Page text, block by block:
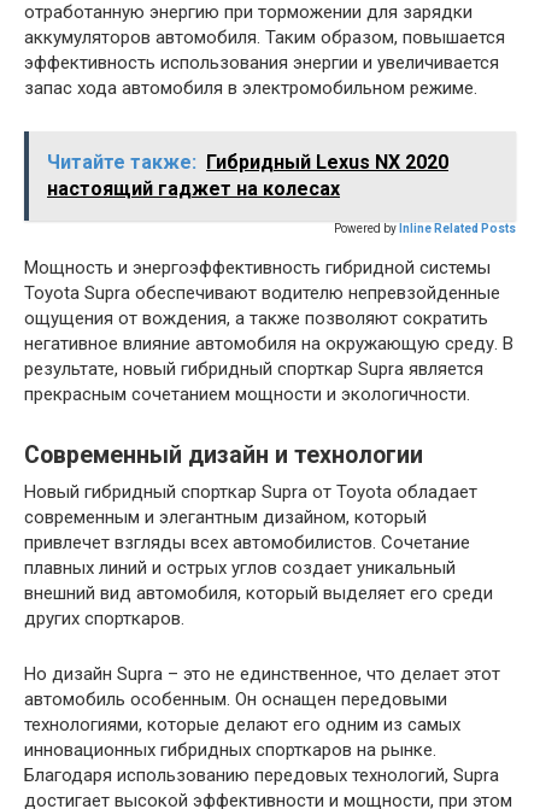
отработанную энергию при торможении для зарядки
аккумуляторов автомобиля. Таким образом, повышается
эффективность использования энергии и увеличивается
запас хода автомобиля в электромобильном режиме.
Читайте также: Гибридный Lexus NX 2020
настоящий гаджет на колесах
Powered by Inline Related Posts
Мощность и энергоэффективность гибридной системы
Toyota Supra обеспечивают водителю непревзойденные
ощущения от вождения, а также позволяют сократить
негативное влияние автомобиля на окружающую среду. В
результате, новый гибридный спорткар Supra является
прекрасным сочетанием мощности и экологичности.
Современный дизайн и технологии
Новый гибридный спорткар Supra от Toyota обладает
современным и элегантным дизайном, который
привлечет взгляды всех автомобилистов. Сочетание
плавных линий и острых углов создает уникальный
внешний вид автомобиля, который выделяет его среди
других спорткаров.
Но дизайн Supra – это не единственное, что делает этот
автомобиль особенным. Он оснащен передовыми
технологиями, которые делают его одним из самых
инновационных гибридных спорткаров на рынке.
Благодаря использованию передовых технологий, Supra
достигает высокой эффективности и мощности, при этом